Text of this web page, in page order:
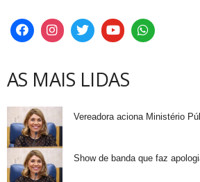
AS MAIS LIDAS
Vereadora aciona Ministério
Show de banda que faz